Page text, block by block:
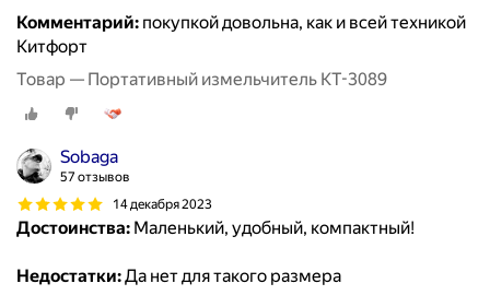
Комментарий: покупкой довольна, как и всей техникой
Китфорт
Товар — Портативный измельчитель КТ-3089
Sobaga
57 отзывов
14 декабря 2023
Достоинства: Маленький, удобный, компактный!
Недостатки:Да нет для такого размера